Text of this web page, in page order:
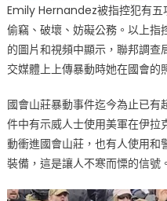
被
指
控
或
中
Emily Hernandez被指控犯有五
偷竊、破壞、妨礙公務。以上指
的圖片和視頻中顯示，聯邦調
交媒體上上傳暴動時她在國會的
國會山莊暴動事件迄今為止已有
件中有示威人士使用美軍在伊拉
動衝進國會山莊，也有人使用和
裝備，這是讓人不寒而慄的信號。